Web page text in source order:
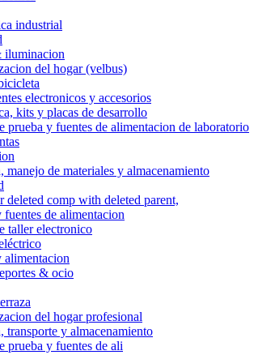
industrial
iluminacion
del hogar (velbus)
electronicos y accesorios
kits y placas de desarrollo
prueba y fuentes de alimentacion de laboratorio
manejo de materiales y almacenamiento
deleted comp with deleted parent,
fuentes de alimentacion
taller electronico
alimentacion
& ocio
del hogar profesional
transporte y almacenamiento
prueba y fuentes de ali